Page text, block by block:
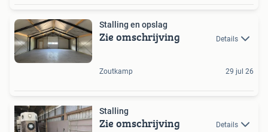
Stalling en opslag
Zie omschrijving Details
Zoutkamp 29 jul 26
Stalling
Zie omschrijving Details